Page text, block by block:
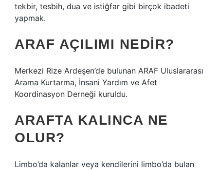
tekbir, tesbih, dua ve istiğfar gibi birçok ibadeti
yapmak.
ARAF AÇILIMI NEDIR?
Merkezi Rize Ardeşen’de bulunan ARAF Uluslararası
Arama Kurtarma, İnsani Yardım ve Afet
Koordinasyon Derneği kuruldu.
ARAFTA KALINCA NE
OLUR?
Limbo’da kalanlar veya kendilerini limbo’da bulan